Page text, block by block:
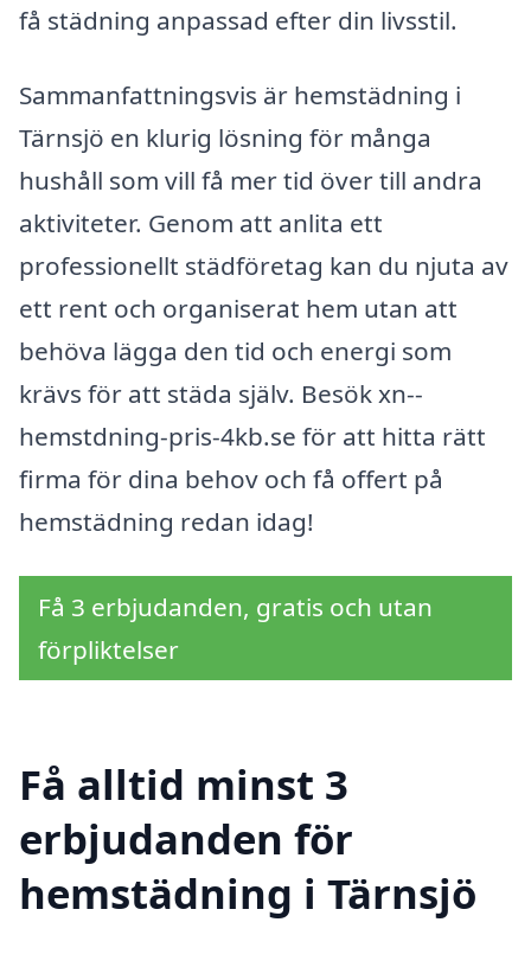
få städning anpassad efter din livsstil.
Sammanfattningsvis är hemstädning i
Tärnsjö en klurig lösning för många
hushåll som vill få mer tid över till andra
aktiviteter. Genom att anlita ett
professionellt städföretag kan du njuta av
ett rent och organiserat hem utan att
behöva lägga den tid och energi som
krävs för att städa själv. Besök xn--
hemstdning-pris-4kb.se för att hitta rätt
firma för dina behov och få offert på
hemstädning redan idag!
Få 3 erbjudanden, gratis och utan
förpliktelser
Få alltid minst 3
erbjudanden för
hemstädning i Tärnsjö